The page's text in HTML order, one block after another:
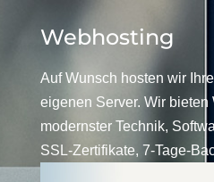
Webhosting
Auf Wunsch hosten wir Ihre
eigenen Server. Wir bieten
modernster Technik,
SSL-Zertifikate, 7-Tage-